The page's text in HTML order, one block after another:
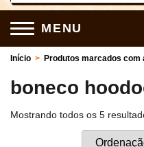
MENU
Início > Produtos marcados com
boneco
Mostrando todos os 5